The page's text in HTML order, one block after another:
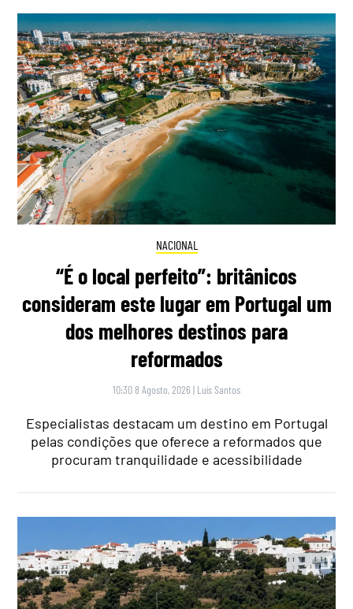
NACIONAL
“É o local perfeito”: britânicos
consideram este lugar em Portugal um
dos melhores destinos para
reformados
10:30 8 Agosto, 2026 | Luís Santos
Especialistas destacam um destino em Portugal
pelas condições que oferece a reformados que
procuram tranquilidade e acessibilidade